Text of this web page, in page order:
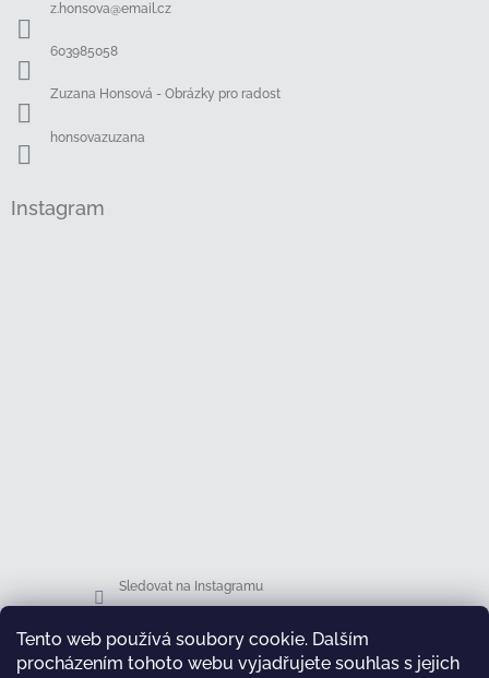
Tento web používá soubory cookie. Dalším
procházením tohoto webu vyjadřujete souhlas s jejich
z.honsova@email.cz
603985058
Zuzana Honsová - Obrázky pro radost
honsovazuzana
Instagram
Sledovat na Instagramu
Facebook